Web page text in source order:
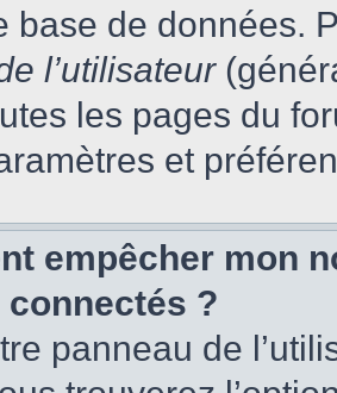
base de données.
l’utilisateur
les pages du
et
empêcher mon
connectés ?
panneau de